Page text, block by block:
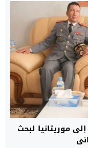
موريتانيا لبحث